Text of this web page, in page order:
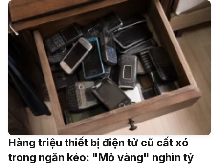
Hàng triệu thiết bị điện tử cũ cất xó
trong ngăn kéo: "Mỏ vàng" nghìn tỷ